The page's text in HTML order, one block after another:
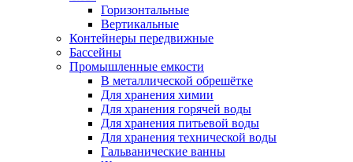
Горизонтальные
Вертикальные
Контейнеры передвижные
Бассейны
Промышленные емкости
В металлической обрешётке
Для хранения химии
Для хранения горячей воды
Для хранения питьевой воды
Для хранения технической воды
Гальванические ванны